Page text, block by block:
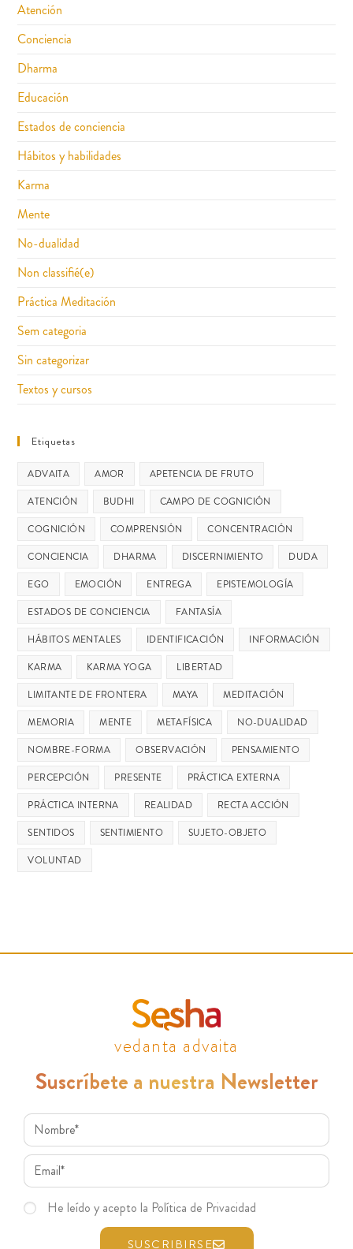
Atención
Conciencia
Dharma
Educación
Estados de conciencia
Hábitos y habilidades
Karma
Mente
No-dualidad
Non classifié(e)
Práctica Meditación
Sem categoria
Sin categorizar
Textos y cursos
Etiquetas
ADVAITA AMOR
APETENCIA DE FRUTO
ATENCIÓN
BUDHI
CAMPO DE COGNICIÓN
COGNICIÓN
COMPRENSIÓN
CONCENTRACIÓN
CONCIENCIA
DHARMA DISCERNIMIENTO
DUDA
EGO
EMOCIÓN ENTREGA
EPISTEMOLOGÍA
ESTADOS DE CONCIENCIA
FANTASÍA
HÁBITOS MENTALES
IDENTIFICACIÓN
INFORMACIÓN
KARMA
KARMA YOGA
LIBERTAD
LIMITANTE DE FRONTERA
MAYA
MEDITACIÓN
MEMORIA
MENTE METAFÍSICA
NO-DUALIDAD
NOMBRE-FORMA
OBSERVACIÓN
PENSAMIENTO
PERCEPCIÓN
PRESENTE
PRÁCTICA EXTERNA
PRÁCTICA INTERNA
REALIDAD
RECTA ACCIÓN
SENTIDOS
SENTIMIENTO
SUJETO-OBJETO
VOLUNTAD
vedanta advaita
Suscríbete a nuestra Newsletter
He leído y acepto la Política de Privacidad
SUSCRIBIRSE